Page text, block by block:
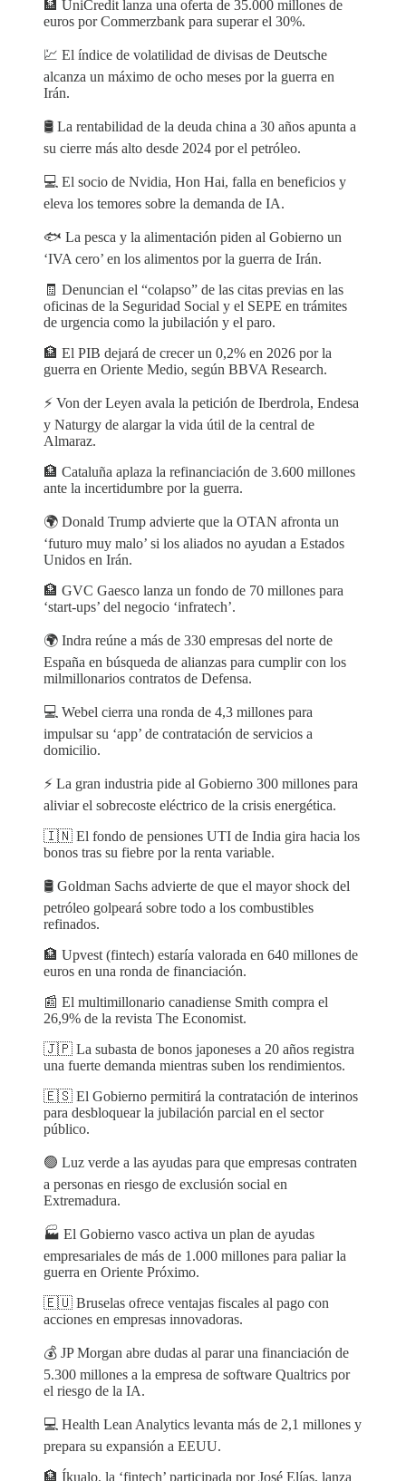
🏦 UniCredit lanza una oferta de 35.000 millones de
euros por Commerzbank para superar el 30%.
💹 El índice de volatilidad de divisas de Deutsche
alcanza un máximo de ocho meses por la guerra en
Irán.
🛢 La rentabilidad de la deuda china a 30 años apunta a
su cierre más alto desde 2024 por el petróleo.
💻 El socio de Nvidia, Hon Hai, falla en beneficios y
eleva los temores sobre la demanda de IA.
🐟 La pesca y la alimentación piden al Gobierno un
‘IVA cero’ en los alimentos por la guerra de Irán.
🧾 Denuncian el “colapso” de las citas previas en las
oficinas de la Seguridad Social y el SEPE en trámites
de urgencia como la jubilación y el paro.
🏦 El PIB dejará de crecer un 0,2% en 2026 por la
guerra en Oriente Medio, según BBVA Research.
⚡️ Von der Leyen avala la petición de Iberdrola, Endesa
y Naturgy de alargar la vida útil de la central de
Almaraz.
🏦 Cataluña aplaza la refinanciación de 3.600 millones
ante la incertidumbre por la guerra.
🌍 Donald Trump advierte que la OTAN afronta un
‘futuro muy malo’ si los aliados no ayudan a Estados
Unidos en Irán.
🏦 GVC Gaesco lanza un fondo de 70 millones para
‘start-ups’ del negocio ‘infratech’.
🌍 Indra reúne a más de 330 empresas del norte de
España en búsqueda de alianzas para cumplir con los
milmillonarios contratos de Defensa.
💻 Webel cierra una ronda de 4,3 millones para
impulsar su ‘app’ de contratación de servicios a
domicilio.
⚡️ La gran industria pide al Gobierno 300 millones para
aliviar el sobrecoste eléctrico de la crisis energética.
🇮🇳 El fondo de pensiones UTI de India gira hacia los
bonos tras su fiebre por la renta variable.
🛢 Goldman Sachs advierte de que el mayor shock del
petróleo golpeará sobre todo a los combustibles
refinados.
🏦 Upvest (fintech) estaría valorada en 640 millones de
euros en una ronda de financiación.
📰 El multimillonario canadiense Smith compra el
26,9% de la revista The Economist.
🇯🇵 La subasta de bonos japoneses a 20 años registra
una fuerte demanda mientras suben los rendimientos.
🇪🇸 El Gobierno permitirá la contratación de interinos
para desbloquear la jubilación parcial en el sector
público.
🟢 Luz verde a las ayudas para que empresas contraten
a personas en riesgo de exclusión social en
Extremadura.
🏭 El Gobierno vasco activa un plan de ayudas
empresariales de más de 1.000 millones para paliar la
guerra en Oriente Próximo.
🇪🇺 Bruselas ofrece ventajas fiscales al pago con
acciones en empresas innovadoras.
💰 JP Morgan abre dudas al parar una financiación de
5.300 millones a la empresa de software Qualtrics por
el riesgo de la IA.
💻 Health Lean Analytics levanta más de 2,1 millones y
prepara su expansión a EEUU.
🏦 Íkualo, la ‘fintech’ participada por José Elías, lanza